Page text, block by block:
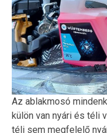
Az ablakmosó
külön van nyári és téli
téli sem megfelelő